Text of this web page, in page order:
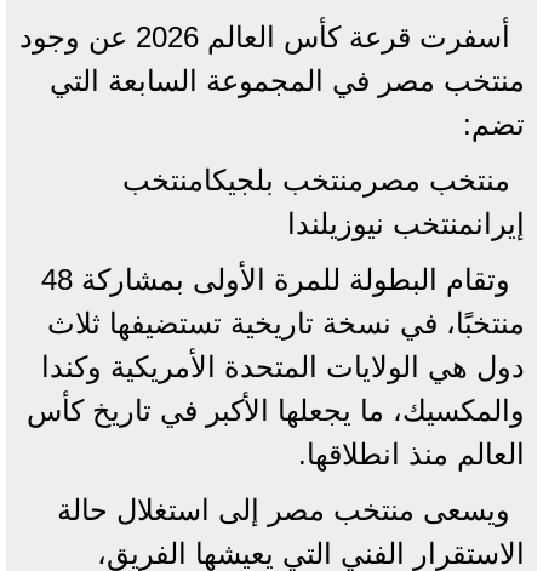
أسفرت قرعة كأس العالم 2026 عن وجود
منتخب مصر في المجموعة السابعة التي
تضم:
منتخب مصرمنتخب بلجيكامنتخب
إيرانمنتخب نيوزيلندا
وتقام البطولة للمرة الأولى بمشاركة 48
منتخبًا، في نسخة تاريخية تستضيفها ثلاث
دول هي الولايات المتحدة الأمريكية وكندا
والمكسيك، ما يجعلها الأكبر في تاريخ كأس
العالم منذ انطلاقها.
ويسعى منتخب مصر إلى استغلال حالة
الاستقرار الفني التي يعيشها الفريق،